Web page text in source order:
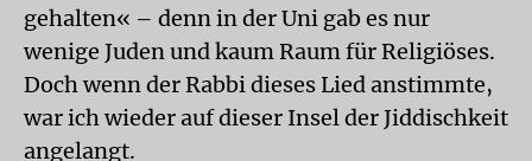
gehalten« – denn in der Uni gab es nur
wenige Juden und kaum Raum für Religiöses.
Doch wenn der Rabbi dieses Lied anstimmte,
war ich wieder auf dieser Insel der Jiddischkeit
angelangt.